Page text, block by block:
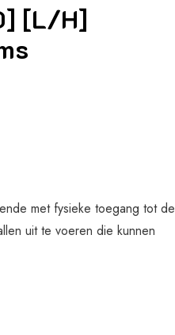
[L/H]
met fysieke toegang tot de
uit te voeren die kunnen